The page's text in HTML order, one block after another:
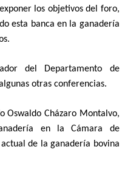
los objetivos del foro,
esta banca en la ganadería
del Departamento de
otras conferencias.
Oswaldo Cházaro Montalvo,
en la Cámara de
de la ganadería bovina